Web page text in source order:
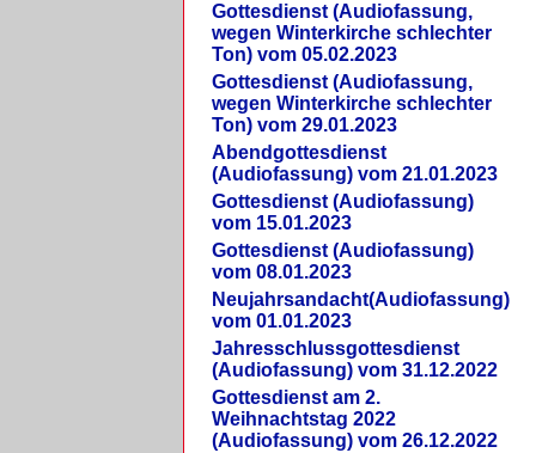
Gottesdienst (Audiofassung,
wegen Winterkirche schlechter
Ton) vom 05.02.2023
Gottesdienst (Audiofassung,
wegen Winterkirche schlechter
Ton) vom 29.01.2023
Abendgottesdienst
(Audiofassung) vom 21.01.2023
Gottesdienst (Audiofassung)
vom 15.01.2023
Gottesdienst (Audiofassung)
vom 08.01.2023
Neujahrsandacht(Audiofassung)
vom 01.01.2023
Jahresschlussgottesdienst
(Audiofassung) vom 31.12.2022
Gottesdienst am 2.
Weihnachtstag 2022
(Audiofassung) vom 26.12.2022